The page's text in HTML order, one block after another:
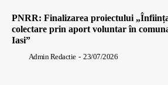
PNRR: Finalizarea proiectului
colectare prin aport voluntar în
Iasi”
Admin Redactie - 23/07/2026